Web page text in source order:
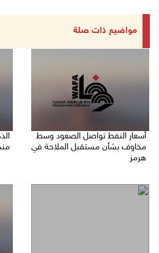
مواضيع ذات صلة
أسعار النفط تواصل الصعود وسط
مخاوف بشأن مستقبل الملاحة في
هرمز